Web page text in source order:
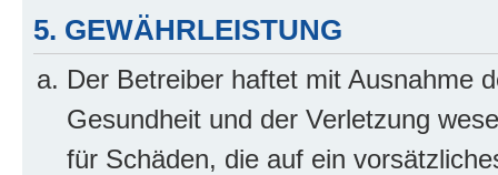
5. GEWÄHRLEISTUNG
Der Betreiber haftet mit Ausnahme
Gesundheit und der Verletzung
für Schäden, die auf ein